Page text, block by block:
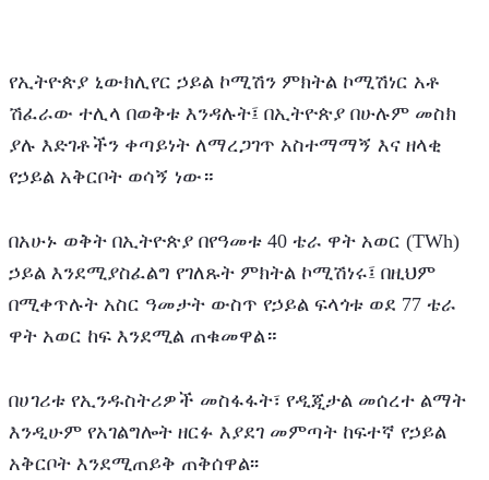
የኢትዮጵያ ኒውክሊየር ኃይል ኮሚሽን ምክትል ኮሚሽነር አቶ
ሽፈራው ተሊላ በወቅቱ እንዳሉት፤ በኢትዮጵያ በሁሉም መስክ
ያሉ እድገቶችን ቀጣይነት ለማረጋገጥ አስተማማኝ እና ዘላቂ
የኃይል አቅርቦት ወሳኝ ነው።
በአሁኑ ወቅት በኢትዮጵያ በየዓመቱ 40 ቴራ ዋት አወር (TWh)
ኃይል እንደሚያስፈልግ የገለጹት ምክትል ኮሚሽነሩ፤ በዚህም
በሚቀጥሉት አስር ዓመታት ውስጥ የኃይል ፍላጎቱ ወደ 77 ቴራ
ዋት አወር ከፍ እንደሚል ጠቁመዋል።
በሀገሪቱ የኢንዱስትሪዎች መስፋፋት፣ የዲጂታል መሰረተ ልማት
እንዲሁም የአገልግሎት ዘርፉ እያደገ መምጣት ከፍተኛ የኃይል
አቅርቦት እንደሚጠይቅ ጠቅሰዋል፡፡